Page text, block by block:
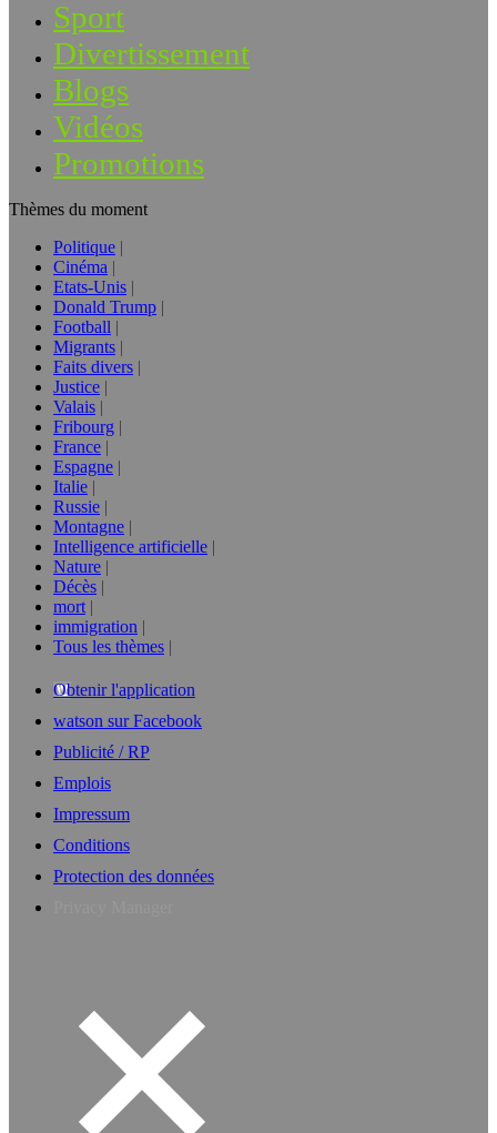
Sport
Divertissement
Blogs
Vidéos
Promotions
Thèmes du moment
Politique
Cinéma
Etats-Unis
Donald Trump
Football
Migrants
Faits divers
Justice
Valais
Fribourg
France
Espagne
Italie
Russie
Montagne
Intelligence artificielle
Nature
Décès
mort
immigration
Tous les thèmes
Obtenir l'application
watson sur Facebook
Publicité / RP
Emplois
Impressum
Conditions
Protection des données